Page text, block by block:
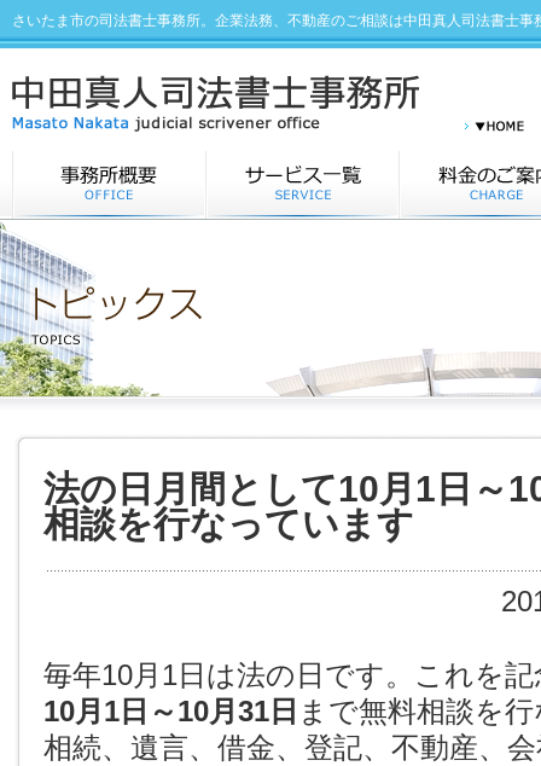
さいたま市の司法書士事務所。企業法務、不動産のご相談は中田真人司法書士事
法の日月間として10月1日～
相談を行なっています
毎年10月1日は法の日です。これを
10月1日～10月31日 まで無料相談を
相続、遺言、借金、登記、不動産、